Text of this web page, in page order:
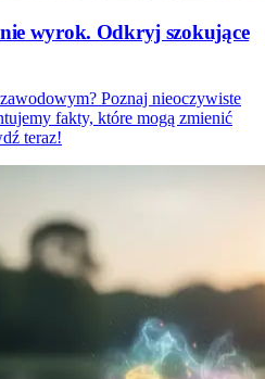
wyrok. Odkryj szokujące
Poznaj nieoczywiste
fakty, które mogą zmienić
teraz!